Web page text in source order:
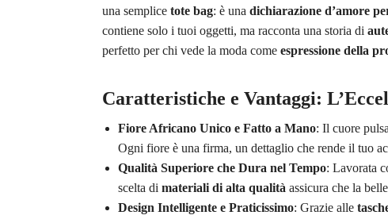
una semplice tote bag: è una dichiarazione d’amore
contiene solo i tuoi oggetti, ma racconta una storia di
perfetto per chi vede la moda come espressione della
Caratteristiche e Vantaggi:
Fiore Africano Unico e Fatto a Mano: Il cuore
Ogni fiore è una firma, un dettaglio che rende il tuo
Qualità Superiore che Dura nel Tempo: Lavorata
scelta di materiali di alta qualità assicura che la
Design Intelligente e Praticissimo: Grazie alle